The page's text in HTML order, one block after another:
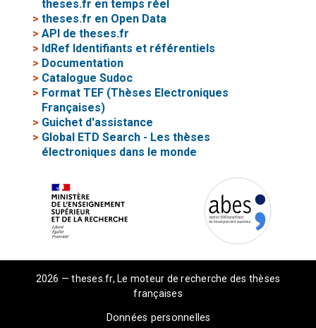
theses.fr en temps réel
>theses.fr en Open Data
>API de theses.fr
> IdRef Identifiants et référentiels
> Documentation
> Catalogue Sudoc
> Format TEF (Thèses Electroniques
Françaises)
> Guichet d'assistance
> Global ETD Search - Les thèses
électroniques dans le monde
2026 — theses.fr, Le moteur de recherche des thèses
françaises
Données personnelles